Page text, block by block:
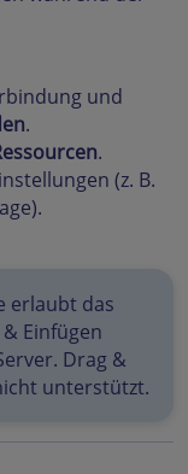
und
.
.
(z. B.
erlaubt das
Einfügen
Drag &
unterstützt.